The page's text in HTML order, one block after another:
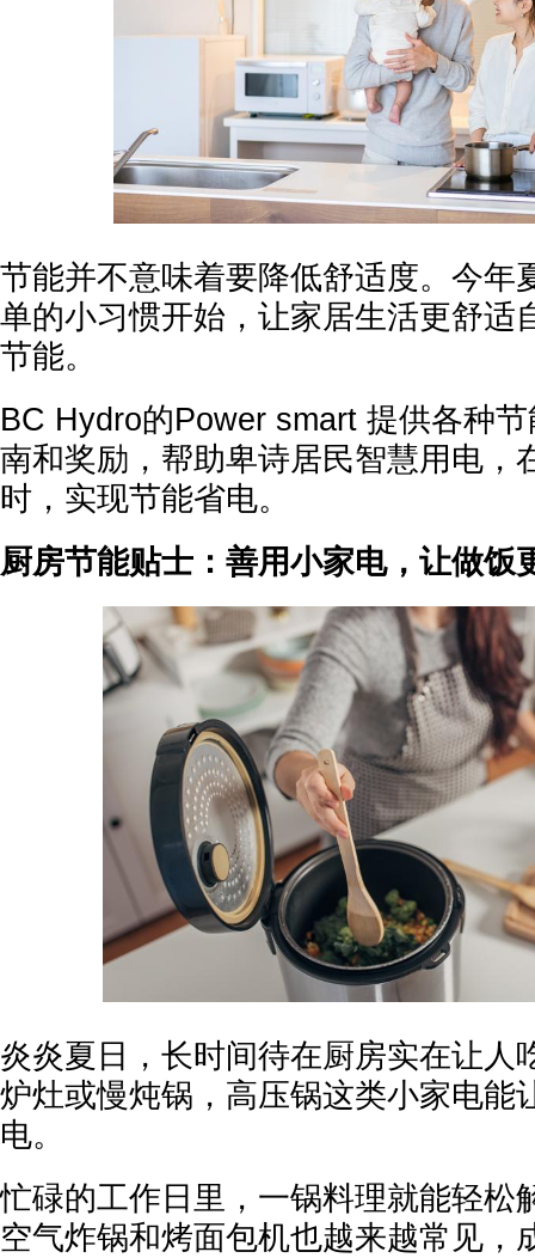
节能并不意味着要降低舒适度。今年
单的小习惯开始，让家居生活更舒适
节能。
BC Hydro的Power smart 提供各种
南和奖励，帮助卑诗居民智慧用电，
时，实现节能省电。
厨房节能贴士：善用小家电，让做饭
炎炎夏日，长时间待在厨房实在让人
炉灶或慢炖锅，高压锅这类小家电能
电。
忙碌的工作日里，一锅料理就能轻松
空气炸锅和烤面包机也越来越常见，